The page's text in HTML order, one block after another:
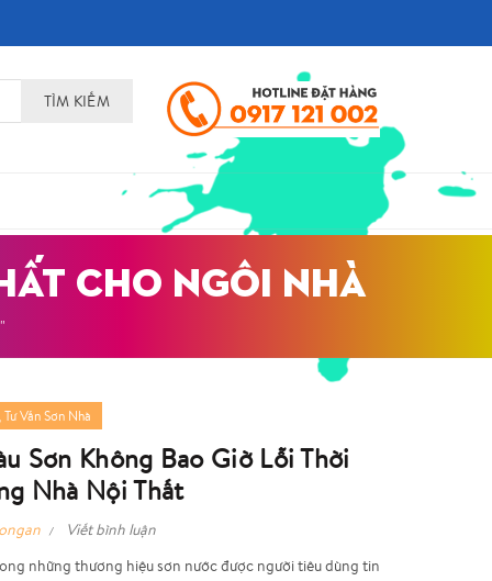
TÌM KIẾM
CHO NGÔI NHÀ
, Tư Vấn Sơn Nhà
Sơn Không Bao Giờ Lỗi Thời
Nhà Nội Thất
Viết bình luận
những thương hiệu sơn nước được người tiêu dùng tin